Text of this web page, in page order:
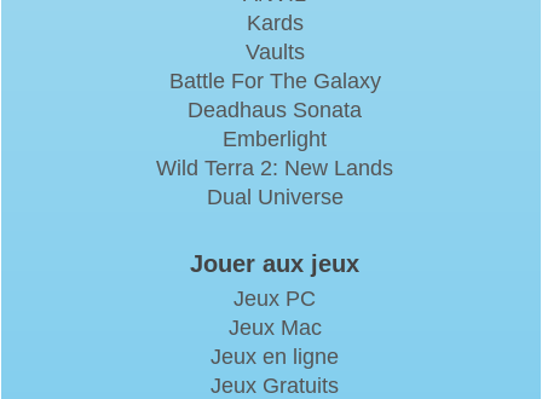
Kards
Vaults
Battle For The Galaxy
Deadhaus Sonata
Emberlight
Wild Terra 2: New Lands
Dual Universe
Jouer aux jeux
Jeux PC
Jeux Mac
Jeux en ligne
Jeux Gratuits